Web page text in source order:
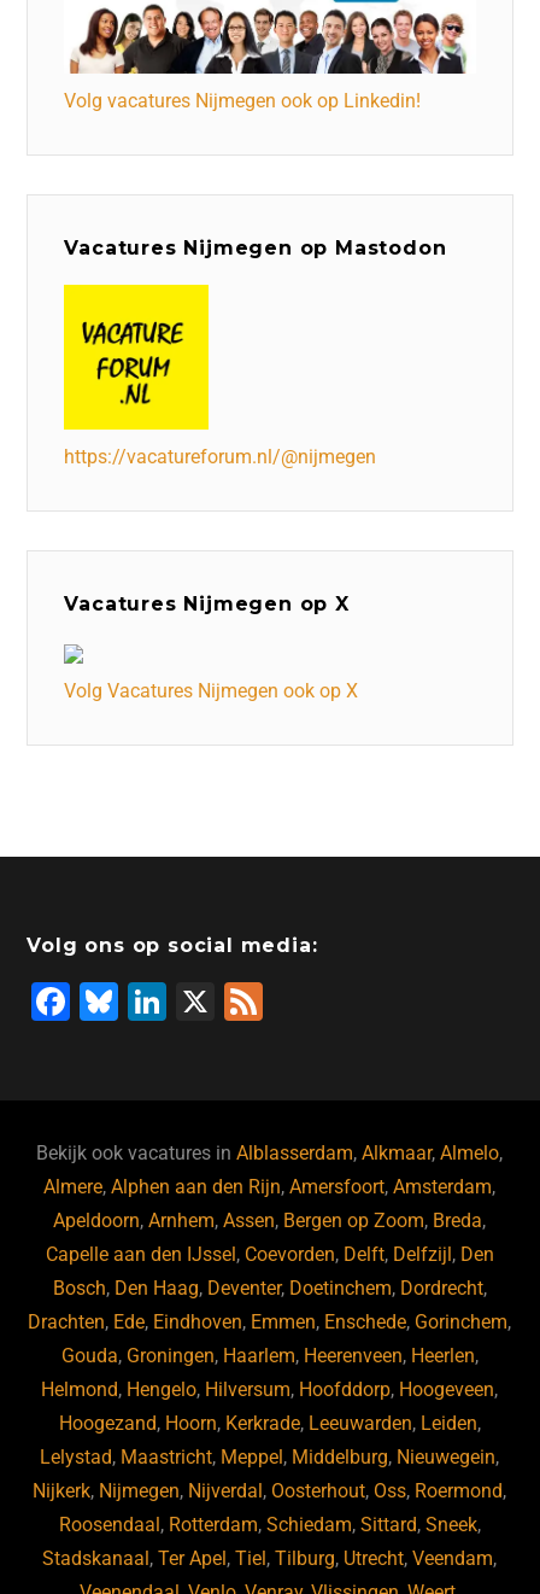
Volg vacatures Nijmegen ook op Linkedin!
Vacatures Nijmegen op Mastodon
https://vacatureforum.nl/@nijmegen
Vacatures Nijmegen op X
Volg Vacatures Nijmegen ook op X
Volg ons op social media:
F
b
o
o
k
Bl
ky
Li
dI
n
X
Bekijk ook vacatures inAlblasserdam,Alkmaar,Almelo,
Almere,Alphen aan den Rijn,Amersfoort,Amsterdam,
Apeldoorn,Arnhem,Assen, Bergen op Zoom, Breda,
Capelle aan den IJssel, Coevorden, Delft, Delfzijl, Den
Bosch, Den Haag, Deventer, Doetinchem, Dordrecht,
Drachten, Ede, Eindhoven, Emmen, Enschede, Gorinchem,
Gouda, Groningen, Haarlem, Heerenveen, Heerlen,
Helmond, Hengelo, Hilversum, Hoofddorp, Hoogeveen,
Hoogezand, Hoorn, Kerkrade, Leeuwarden, Leiden,
Lelystad, Maastricht, Meppel, Middelburg, Nieuwegein,
Nijkerk, Nijmegen, Nijverdal, Oosterhout, Oss, Roermond,
Roosendaal, Rotterdam, Schiedam, Sittard, Sneek,
Stadskanaal,Ter Apel,Tiel,Tilburg, Utrecht,Veendam,